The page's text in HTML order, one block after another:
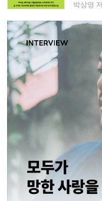
박상영 저